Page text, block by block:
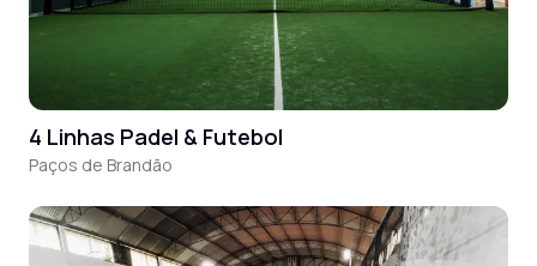
4 Linhas Padel & Futebol
Paços de Brandão